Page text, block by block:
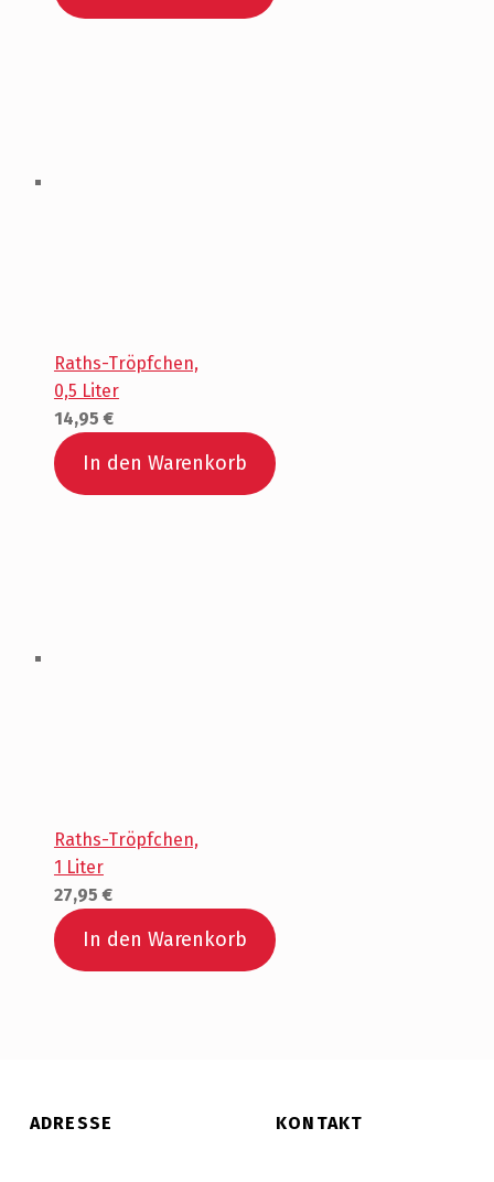
Raths-Tröpfchen,
0,5 Liter
14,95€
In den Warenkorb
Raths-Tröpfchen,
1 Liter
27,95€
In den Warenkorb
Skip back to main navigation
ADRESSE KONTAKT